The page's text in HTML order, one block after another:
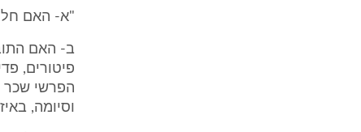
"א- האם חל
ב- האם
פיטורים,
וסיומה,